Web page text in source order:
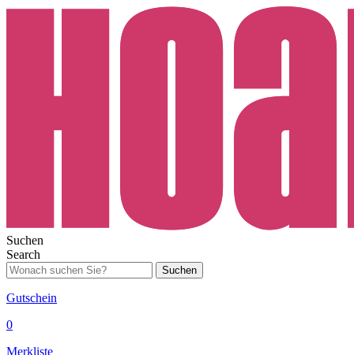
Suchen
Search
Suchen
Gutschein
0
Merkliste